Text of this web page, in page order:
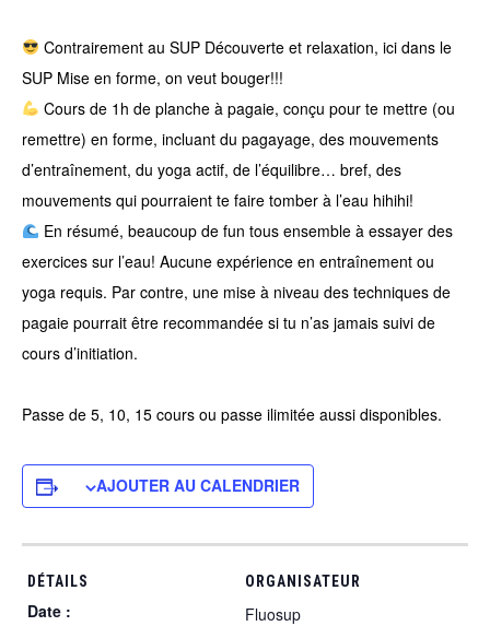
Contrairement au SUP Découverte et relaxation, ici dans le
SUP Mise en forme, on veut bouger!!!
Cours de 1h de planche à pagaie, conçu pour te mettre (ou
remettre) en forme, incluant du pagayage, des mouvements
d’entraînement, du yoga actif, de l’équilibre… bref, des
mouvements qui pourraient te faire tomber à l’eau hihihi!
En résumé, beaucoup de fun tous ensemble à essayer des
exercices sur l’eau! Aucune expérience en entraînement ou
yoga requis. Par contre, une mise à niveau des techniques de
pagaie pourrait être recommandée si tu n’as jamais suivi de
cours d’initiation.
Passe de 5, 10, 15 cours ou passe ilimitée aussi disponibles.
AJOUTER AU CALENDRIER
DÉTAILS
Date :
ORGANISATEUR
Fluosup